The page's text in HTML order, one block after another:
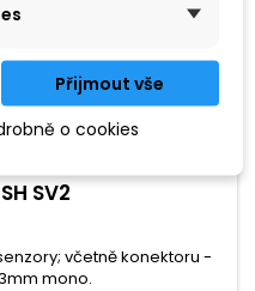
SV2
včetně konektoru -
mono.
Přijmout vše
o cookies